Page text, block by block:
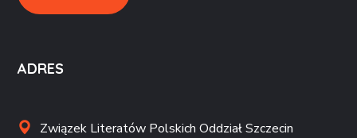
ADRES
Związek Literatów Polskich Oddział Szczecin